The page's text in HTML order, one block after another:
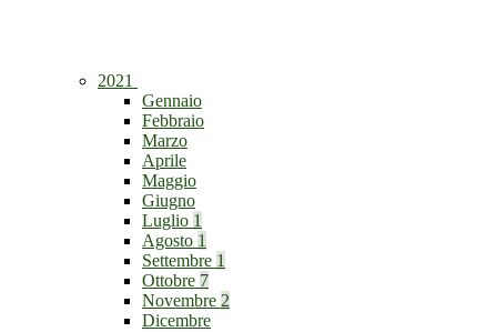
2021
Gennaio
Febbraio
Marzo
Aprile
Maggio
Giugno
Luglio 1
Agosto 1
Settembre 1
Ottobre 7
Novembre 2
Dicembre